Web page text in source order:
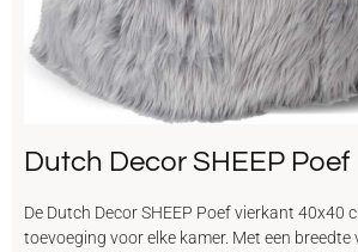
Dutch Decor SHEEP Poef
De Dutch Decor SHEEP Poef vierkant 40x40
toevoeging voor elke kamer. Met een breedte